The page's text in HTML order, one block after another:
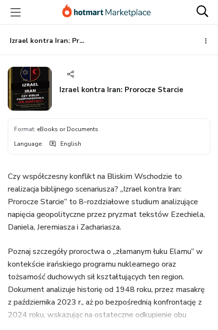
main
content
Izrael kontra Iran: Prorocze Starcie
Izrael kontra Iran: Prorocze Starcie
Format: eBooks or Documents
Language: English
Czy współczesny konflikt na Bliskim Wschodzie to
realizacja biblijnego scenariusza? „Izrael kontra Iran:
Prorocze Starcie” to 8-rozdziałowe studium analizujące
napięcia geopolityczne przez pryzmat tekstów Ezechiela,
Daniela, Jeremiasza i Zachariasza.
Poznaj szczegóły proroctwa o „złamanym łuku Elamu” w
kontekście irańskiego programu nuklearnego oraz
tożsamość duchowych sił kształtujących ten region.
Dokument analizuje historię od 1948 roku, przez masakrę
z października 2023 r., aż po bezpośrednią konfrontację z
2024 roku, wskazując na ostateczne odkupienie obu